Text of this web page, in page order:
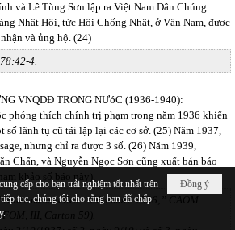
và Lê Tùng Sơn lập ra Việt Nam Dân Chúng
Nhật Hội, tức Hội Chống Nhật, ở Vân Nam, được
và ủng hộ. (24)
4.
VNQDĐ TRONG NƯớC (1936-1940):
phóng thích chính trị phạm trong năm 1936 khiến
lãnh tụ cũ tái lập lại các cơ sở. (25) Năm 1937,
nhưng chỉ ra được 3 số. (26) Năm 1939,
Chấn, và Nguyễn Ngọc Sơn cũng xuất bản báo
khảo số báo này).
mensuelles ... décembre 1936;” CAOM
III, Carton 59).
Đồng ý
cấp cho bạn trải nghiệm tốt nhất trên
tục, chúng tôi cho rằng bạn đã chấp